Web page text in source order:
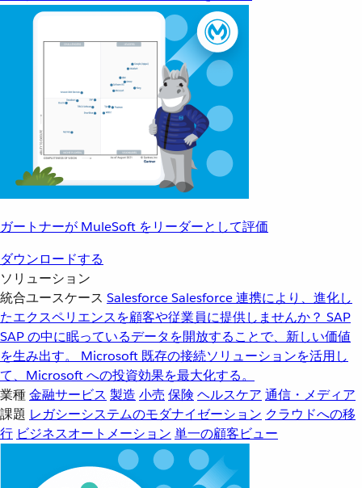
ガートナーが MuleSoft をリーダーとして評価
ダウンロードする
ソリューション
統合ユースケース SalesforceSalesforce 連携により、進化し
たエクスペリエンスを顧客や従業員に提供しませんか？ SAP
SAP の中に眠っているデータを開放することで、新しい価値
を生み出す。
Microsoft 既存の接続ソリューションを活用し
て、Microsoft への投資効果を最大化する。
業種金融サービス 製造 小売 保険 ヘルスケア 通信・メディア
課題 レガシーシステムのモダナイゼーション クラウドへの移
行 ビジネスオートメーション 単一の顧客ビュー